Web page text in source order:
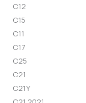
C12
C15
C11
C17
C25
C21
C21Y